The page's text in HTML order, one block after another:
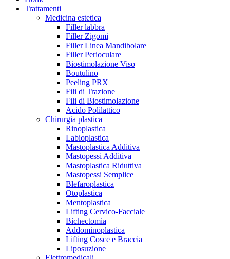
Trattamenti
Medicina estetica
Filler labbra
Filler Zigomi
Filler Linea Mandibolare
Filler Perioculare
Biostimolazione Viso
Boutulino
Peeling PRX
Fili di Trazione
Fili di Biostimolazione
Acido Polilattico
Chirurgia plastica
Rinoplastica
Labioplastica
Mastoplastica Additiva
Mastopessi Additiva
Mastoplastica Riduttiva
Mastopessi Semplice
Blefaroplastica
Otoplastica
Mentoplastica
Lifting Cervico-Facciale
Bichectomia
Addominoplastica
Lifting Cosce e Braccia
Liposuzione